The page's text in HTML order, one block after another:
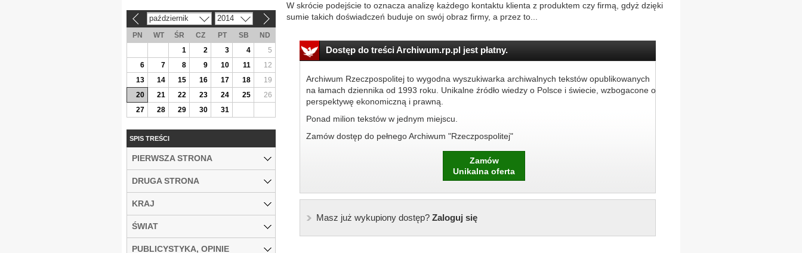
W skrócie podejście to oznacza analizę każdego kontaktu klienta z produktem czy firmą, gdyż dzięki
sumie takich doświadczeń buduje on swój obraz firmy, a przez to...
Dostęp do treści Archiwum.rp.pl jest płatny.
Archiwum Rzeczpospolitej to wygodna wyszukiwarka archiwalnych tekstów opublikowanych
na łamach dziennika od 1993 roku. Unikalne źródło wiedzy o Polsce i świecie, wzbogacone o
perspektywę ekonomiczną i prawną.
Ponad milion tekstów w jednym miejscu.
Zamów dostęp do pełnego Archiwum "Rzeczpospolitej"
Zamów
Unikalna oferta
Masz już wykupiony dostęp?Zaloguj się
październik 2014
PN WT ŚR CZ PT SB
ND
1
2 3 4
5
6
7 8 9 10 11
12
13
14 15 16 17 18
19
20
21 22 23 24 25
26
27
28 29 30 31
SPIS TREŚCI
PIERWSZA STRONA
DRUGA STRONA
KRAJ
ŚWIAT
PUBLICYSTYKA, OPINIE